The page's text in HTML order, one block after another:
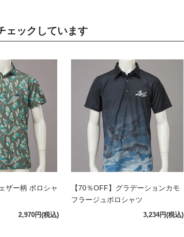
ェックしています
ザー柄 ポロシャ
2,970円(税込)
【70％OFF】グラデーションカモ
フラージュポロシャツ
3,234円(税込)